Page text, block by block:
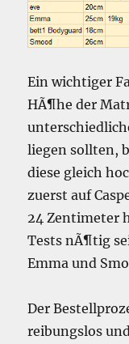
Ein wichtiger
HÃ¶he der
liegen sollten,
diese gleich
zuerst auf
24 Zentimeter
Tests nÃ¶tig
Emma und
Der
reibungslos